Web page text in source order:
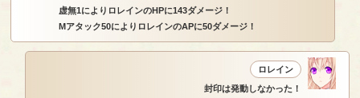
虚無1によりロレインのHPに143ダメージ！
Mアタック50によりロレインのAPに50ダメージ！
ロレイン
封印は発動しなかった！